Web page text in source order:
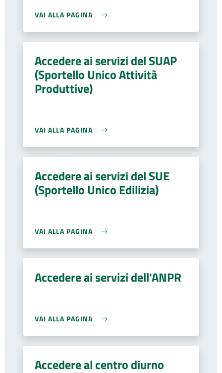
VAI ALLA PAGINA
Accedere ai servizi del SUAP
(Sportello Unico Attività
Produttive)
VAI ALLA PAGINA
Accedere ai servizi del SUE
(Sportello Unico Edilizia)
VAI ALLA PAGINA
Accedere ai servizi dell'ANPR
VAI ALLA PAGINA
Accedere al centro diurno